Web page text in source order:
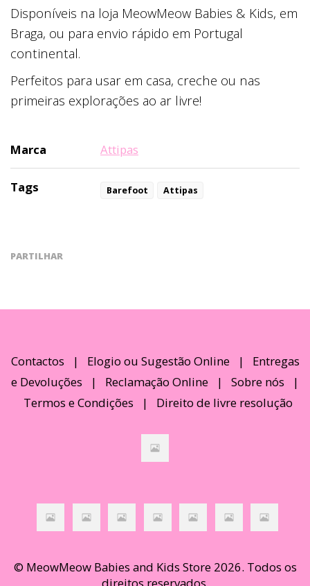
Disponíveis na loja MeowMeow Babies & Kids, em
Braga, ou para envio rápido em Portugal
continental.
Perfeitos para usar em casa, creche ou nas
primeiras explorações ao ar livre!
Marca Attipas
Tags Barefoot Attipas
PARTILHAR
Contactos | Elogio ou Sugestão Online| Entregas
e Devoluções | Reclamação Online | Sobre nós |
Termos e Condições | Direito de livre resolução
© MeowMeow Babies and Kids Store 2026. Todos os
direitos reservados.